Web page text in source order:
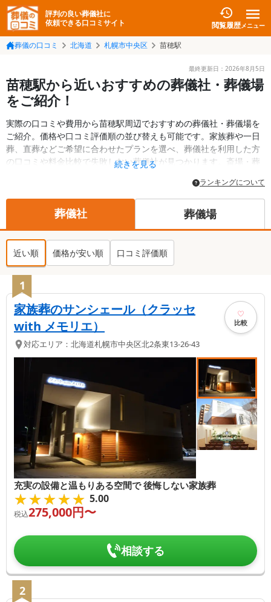
評判の良い葬儀社に
依頼できる口コミサイト
閲覧履歴メニュー
葬儀の口コミ 北海道 札幌市中央区 苗穂駅
最終更新日： 2026年8月5日
苗穂駅から近いおすすめの葬儀社・葬儀場
をご紹介！
実際の口コミや費用から苗穂駅周辺でおすすめの葬儀社・葬儀場を
ご紹介。価格や口コミ評価順の並び替えも可能です。家族葬や一日
葬、直葬などご希望に合わせたプランを選べ、葬儀社を利用した方
の口コミや料金比較で失敗しない葬儀社が見つかります。斎場・葬
の情報も掲載しています。24時間の相談受付で深夜・早朝でも対応
可能です。
続きを見る
ランキングについて
葬儀社 葬儀場
近い順 価格が安い順 口コミ評価順
1
家族葬のサンシェール（クラッセ
with メモリエ）
対応エリア： 北海道札幌市中央区北2条東13-26-43
比較
充実の設備と温もりある空間で 後悔しない家族葬
★★★★★
★★★★★ 5.00
税込275,000円〜
相談する
2